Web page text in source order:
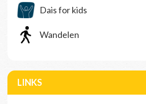
Dais for kids
Wandelen
LINKS